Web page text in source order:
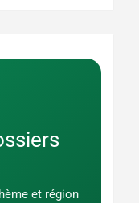
et région